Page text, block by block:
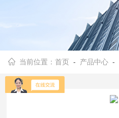
当前位置：首页 - 产品中心 -